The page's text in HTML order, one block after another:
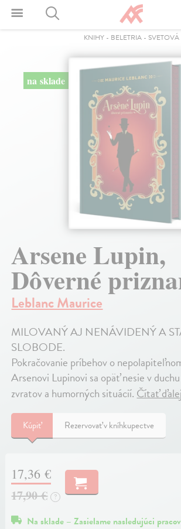
KNIHY- BELETRIA- SVETOVÁ
na sklade
Arsene Lupin,
Dôverné
Leblanc Maurice
MILOVANÝ AJ NENÁVIDENÝ A
SLOBODE.
Pokračovanie príbehov o
Arsenovi Lupinovi sa opäť nesie v
zvratov a humorných situácií. Čítať ďalej
Kúpiť Rezervovať v kníhkupectve
17,36 €
17,90 €
?
Na sklade – Zasielame nasledujúci